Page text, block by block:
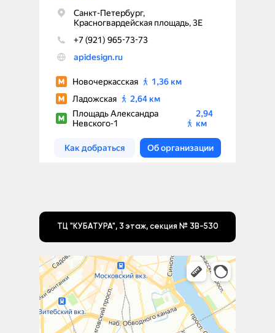
ТЦ "КУБАТУРА", 3 этаж, секция № 3В-530